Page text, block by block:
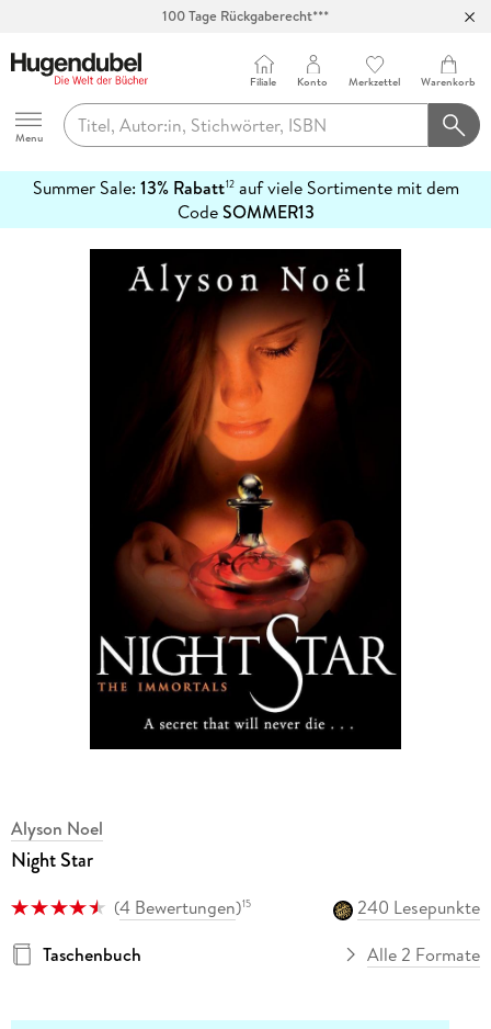
100 Tage Rückgaberecht***
Hugendubel
Menu
Filiale Konto Merkzettel Warenkorb
Summer Sale: 13% Rabatt12auf viele Sortimente mit dem
CodeSOMMER13
erfahren
Alyson Noel
Night Star
(4 Bewertungen)15
240 Lesepunkte
Taschenbuch
Alle 2 Formate